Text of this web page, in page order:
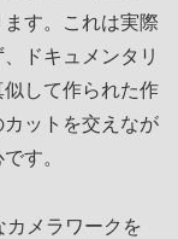
す。これは実際
ドキュメンタリ
して作られた作
ットを交えなが
す。
カメラワークを